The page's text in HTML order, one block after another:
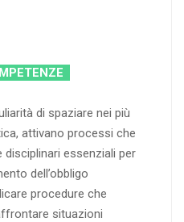
di spaziare nei più
attivano processi che
essenziali per
dell’obbligo
procedure che
situazioni